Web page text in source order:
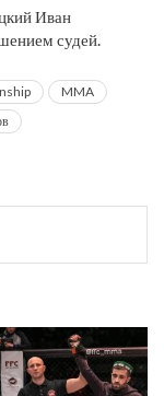
Иван
судей.
MMA